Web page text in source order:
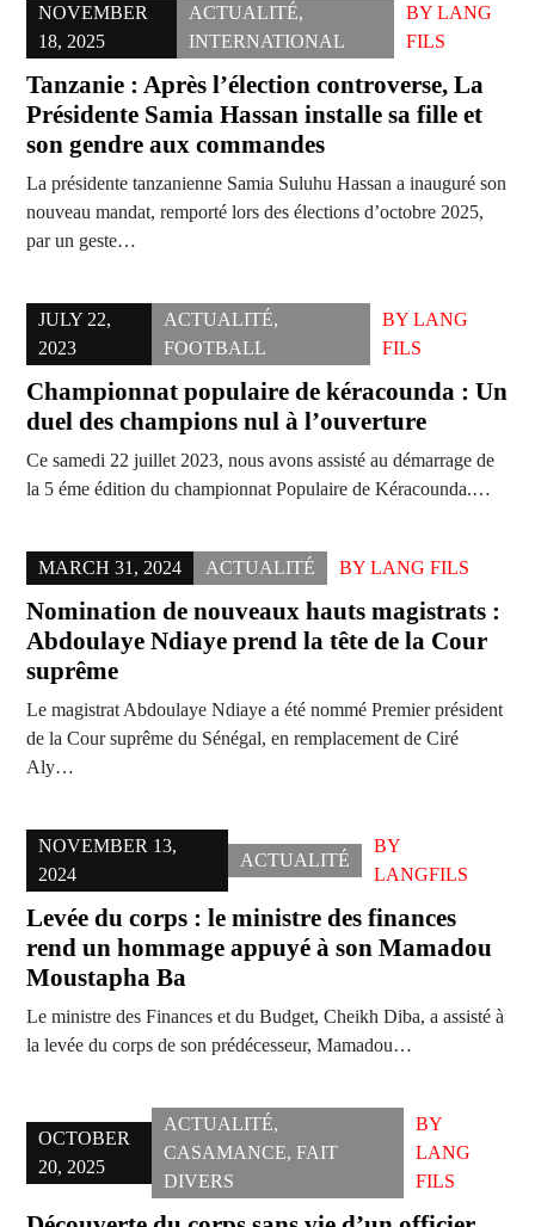
NOVEMBER
18, 2025
ACTUALITÉ,
INTERNATIONAL
BY LANG
FILS
Tanzanie : Après l’élection controverse, La
Présidente Samia Hassan installe sa fille et
son gendre aux commandes
La présidente tanzanienne Samia Suluhu Hassan a inauguré son
nouveau mandat, remporté lors des élections d’octobre 2025,
par un geste…
JULY 22,
2023
ACTUALITÉ,
FOOTBALL
BYLANG
FILS
Championnat populaire de kéracounda : Un
duel des champions nul à l’ouverture
Ce samedi 22 juillet 2023, nous avons assisté au démarrage de
la 5 éme édition du championnat Populaire de Kéracounda.…
MARCH 31, 2024 ACTUALITÉ BY LANG FILS
Nomination de nouveaux hauts magistrats :
Abdoulaye Ndiaye prend la tête de la Cour
suprême
Le magistrat Abdoulaye Ndiaye a été nommé Premier président
de la Cour suprême du Sénégal, en remplacement de Ciré
Aly…
NOVEMBER 13,
2024
ACTUALITÉ
BY
LANGFILS
Levée du corps : le ministre des finances
rend un hommage appuyé à son Mamadou
Moustapha Ba
Le ministre des Finances et du Budget, Cheikh Diba, a assisté à
la levée du corps de son prédécesseur, Mamadou…
OCTOBER
20, 2025
ACTUALITÉ,
CASAMANCE, FAIT
DIVERS
BY
LANG
FILS